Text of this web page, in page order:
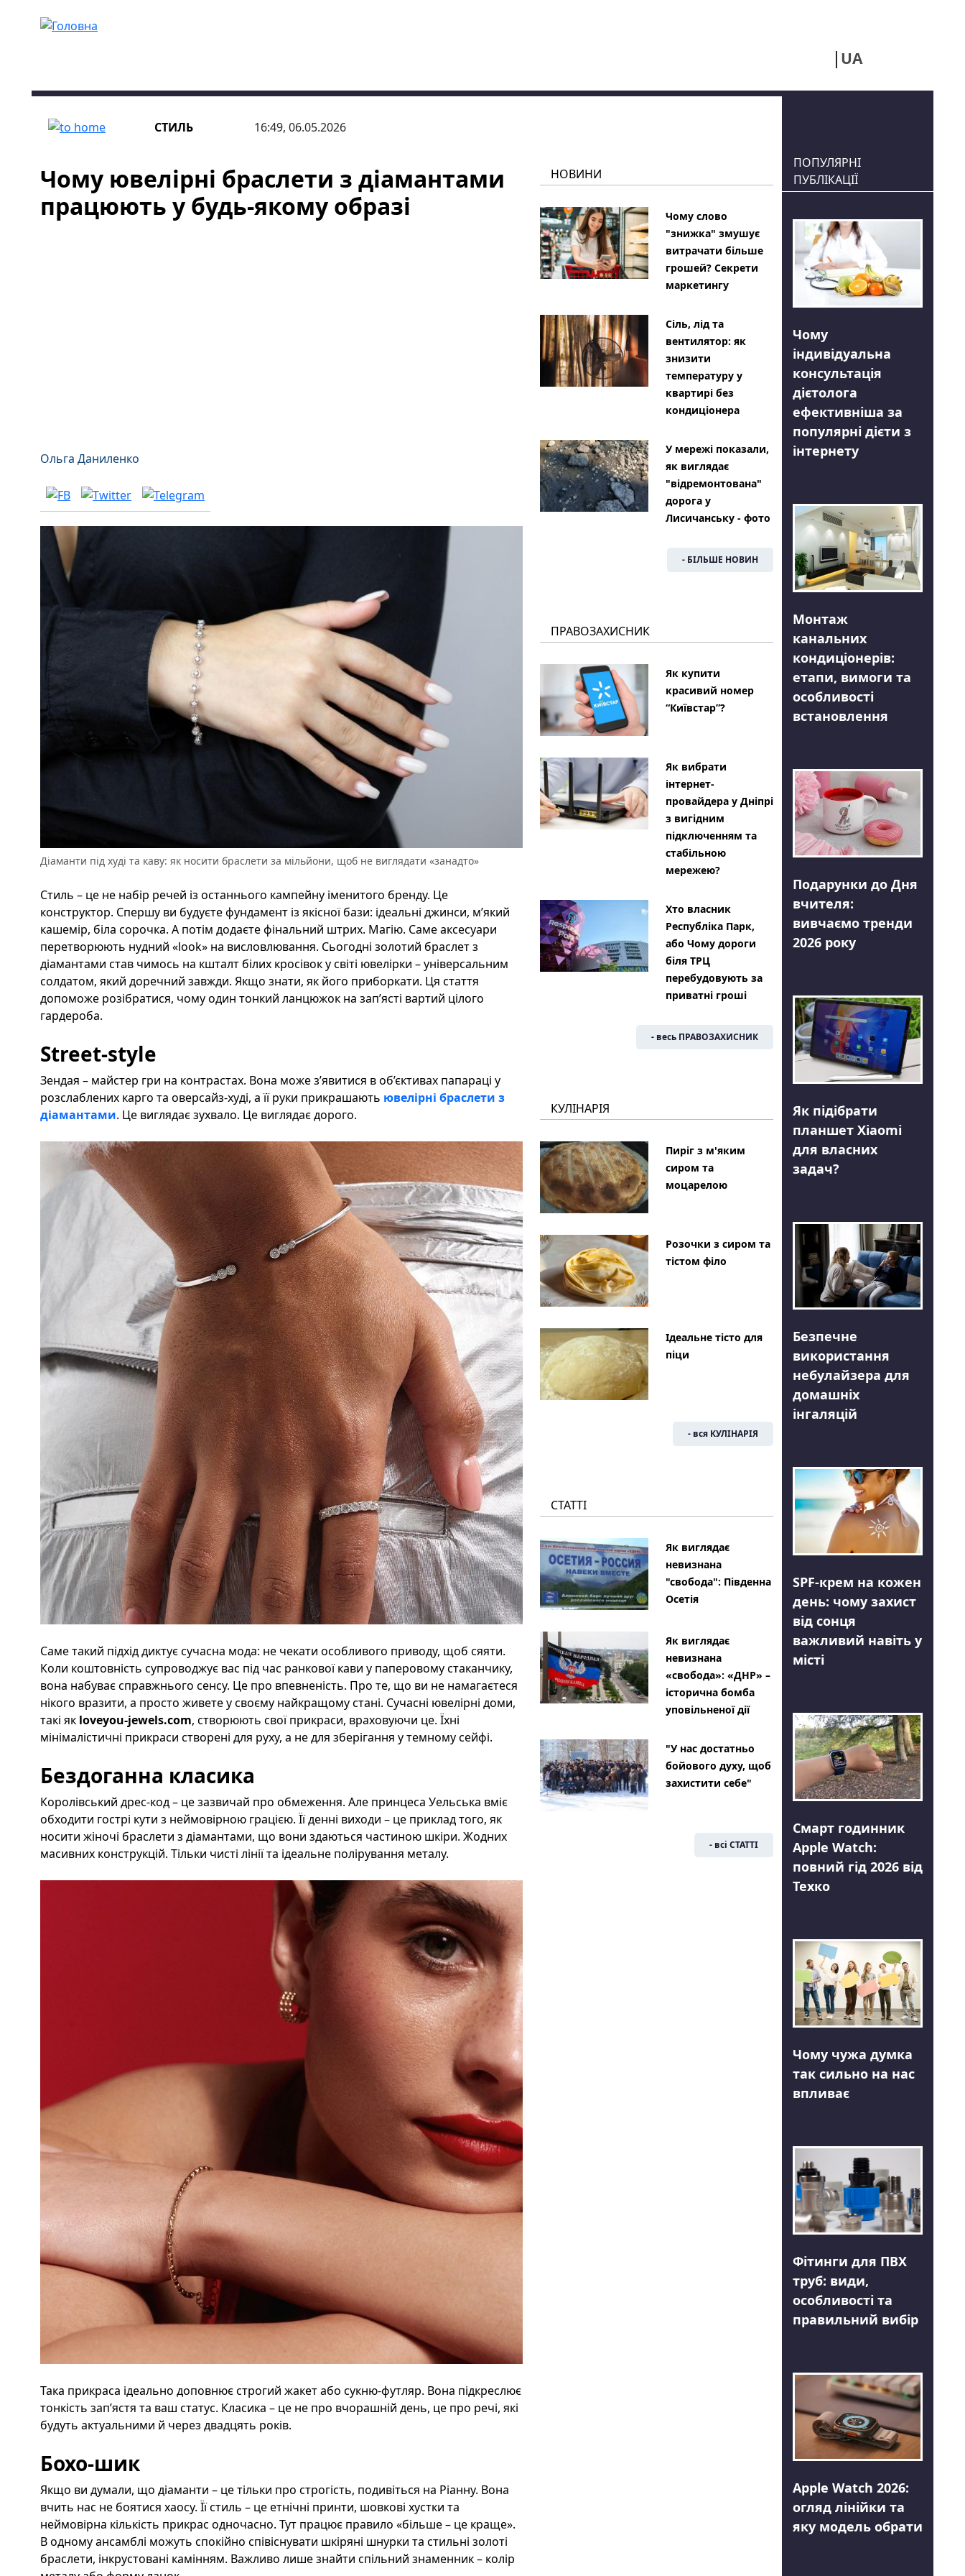
UA
СТИЛЬ 16:49, 06.05.2026
Чому ювелірні браслети з діамантами
працюють у будь-якому образі
Ольга Даниленко
Діаманти під худі та каву: як носити браслети за мільйони, щоб не виглядати «занадто»
Стиль – це не набір речей із останнього кампейну іменитого бренду. Це
конструктор. Спершу ви будуєте фундамент із якісної бази: ідеальні джинси, м’який
кашемір, біла сорочка. А потім додаєте фінальний штрих. Магію. Саме аксесуари
перетворюють нудний «look» на висловлювання. Сьогодні золотий браслет з
діамантами став чимось на кшталт білих кросівок у світі ювелірки – універсальним
солдатом, який доречний завжди. Якщо знати, як його приборкати. Ця стаття
допоможе розібратися, чому один тонкий ланцюжок на зап’ясті вартий цілого
гардероба.
Street-style
Зендая – майстер гри на контрастах. Вона може з’явитися в об’єктивах папараці у
розслаблених карго та оверсайз-худі, а її руки прикрашають ювелірні браслети з
діамантами. Це виглядає зухвало. Це виглядає дорого.
Саме такий підхід диктує сучасна мода: не чекати особливого приводу, щоб сяяти.
Коли коштовність супроводжує вас під час ранкової кави у паперовому стаканчику,
вона набуває справжнього сенсу. Це про впевненість. Про те, що ви не намагаєтеся
нікого вразити, а просто живете у своєму найкращому стані. Сучасні ювелірні доми,
такі як loveyou-jewels.com, створюють свої прикраси, враховуючи це. Їхні
мінімалістичні прикраси створені для руху, а не для зберігання у темному сейфі.
Бездоганна класика
Королівський дрес-код – це зазвичай про обмеження. Але принцеса Уельська вміє
обходити гострі кути з неймовірною грацією. Її денні виходи – це приклад того, як
носити жіночі браслети з діамантами, що вони здаються частиною шкіри. Жодних
масивних конструкцій. Тільки чисті лінії та ідеальне полірування металу.
Така прикраса ідеально доповнює строгий жакет або сукню-футляр. Вона підкреслює
тонкість зап’ястя та ваш статус. Класика – це не про вчорашній день, це про речі, які
будуть актуальними й через двадцять років.
Бохо-шик
Якщо ви думали, що діаманти – це тільки про строгість, подивіться на Ріанну. Вона
вчить нас не боятися хаосу. Її стиль – це етнічні принти, шовкові хустки та
неймовірна кількість прикрас одночасно. Тут працює правило «більше – це краще».
В одному ансамблі можуть спокійно співіснувати шкіряні шнурки та стильні золоті
браслети, інкрустовані камінням. Важливо лише знайти спільний знаменник – колір
НОВИНИ
Чому слово
"знижка" змушує
витрачати більше
грошей? Секрети
маркетингу
Сіль, лід та
вентилятор: як
знизити
температуру у
квартирі без
кондиціонера
У мережі показали,
як виглядає
"відремонтована"
дорога у
Лисичанську - фото
- БІЛЬШЕ НОВИН
ПРАВОЗАХИСНИК
Як купити
красивий номер
“Київстар”?
Як вибрати
інтернет-
провайдера у Дніпрі
з вигідним
підключенням та
стабільною
мережею?
Хто власник
Республіка Парк,
або Чому дороги
біля ТРЦ
перебудовують за
приватні гроші
- весь ПРАВОЗАХИСНИК
КУЛІНАРІЯ
Пиріг з м'яким
сиром та
моцарелою
Розочки з сиром та
тістом філо
Ідеальне тісто для
піци
- вся КУЛІНАРІЯ
СТАТТІ
Як виглядає
невизнана
"свобода": Південна
Осетія
Як виглядає
невизнана
«свобода»: «ДНР» –
історична бомба
уповільненої дії
"У нас достатньо
бойового духу, щоб
захистити себе"
- всі СТАТТІ
ПОПУЛЯРНІ
ПУБЛІКАЦІЇ
Чому
індивідуальна
консультація
дієтолога
ефективніша за
популярні дієти з
інтернету
Монтаж
канальних
кондиціонерів:
етапи, вимоги та
особливості
встановлення
Подарунки до Дня
вчителя:
вивчаємо тренди
2026 року
Як підібрати
планшет Xiaomi
для власних
задач?
Безпечне
використання
небулайзера для
домашніх
інгаляцій
SPF-крем на кожен
день: чому захист
від сонця
важливий навіть у
місті
Смарт годинник
Apple Watch:
повний гід 2026 від
Техко
Чому чужа думка
так сильно на нас
впливає
Фітинги для ПВХ
труб: види,
особливості та
правильний вибір
Apple Watch 2026:
огляд лінійки та
яку модель обрати